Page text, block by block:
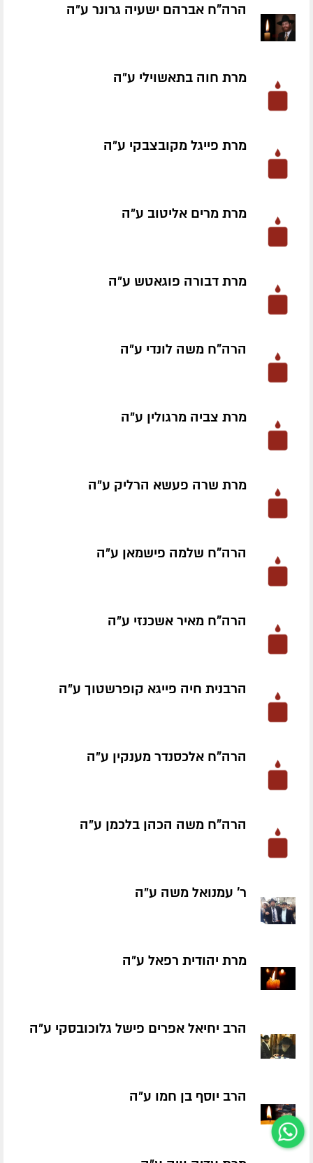
הרה"ח אברהם ישעיה גרונר ע״ה
מרת חוה בתאשוילי ע״ה
מרת פייגל מקובצבקי ע״ה
מרת מרים אליטוב ע״ה
מרת דבורה פוגאטש ע״ה
הרה"ח משה לונדי ע״ה
מרת צביה מרגולין ע״ה
מרת שרה פעשא הרליק ע״ה
הרה"ח שלמה פישמאן ע״ה
הרה"ח מאיר אשכנזי ע״ה
הרבנית חיה פייגא קופרשטוך ע״ה
הרה"ח אלכסנדר מענקין ע״ה
הרה"ח משה הכהן בלכמן ע״ה
ר' עמנואל משה ע״ה
מרת יהודית רפאל ע״ה
הרב יחיאל אפרים פישל גלוכובסקי ע״ה
הרב יוסף בן חמו ע״ה